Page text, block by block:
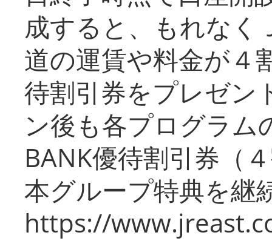
成すると、もれなく
道の運賃や料金が４
待割引券をプレゼン
ン後も各プログラム
BANK優待割引券（
本グループ特典を継
https://